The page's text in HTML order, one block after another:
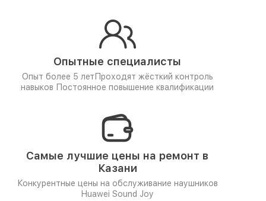
Опытные специалисты
Опыт более 5 лет Проходят жёсткий контроль
навыков Постоянное повышение квалификации
Самые лучшие цены на ремонт в
Казани
Конкурентные цены на обслуживание наушников
Huawei Sound Joy